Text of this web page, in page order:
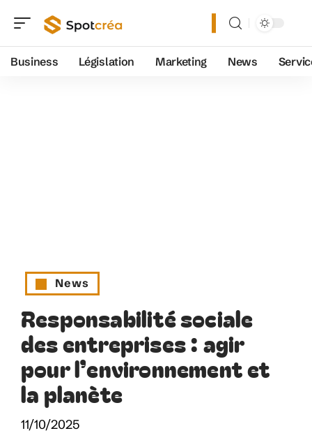
Business Législation Marketing News
News
Responsabilité sociale
des entreprises : agir
pour l’environnement et
la planète
11/10/2025